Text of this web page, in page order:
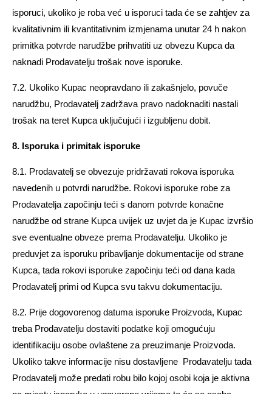
isporuci, ukoliko je roba već u isporuci tada će se zahtjev za
kvalitativnim ili kvantitativnim izmjenama unutar 24 h nakon
primitka potvrde narudžbe prihvatiti uz obvezu Kupca da
naknadi Prodavatelju trošak nove isporuke.
7.2. Ukoliko Kupac neopravdano ili zakašnjelo, povuče
narudžbu, Prodavatelj zadržava pravo nadoknaditi nastali
trošak na teret Kupca uključujući i izgubljenu dobit.
8. Isporuka i primitak isporuke
8.1. Prodavatelj se obvezuje pridržavati rokova isporuka
navedenih u potvrdi narudžbe. Rokovi isporuke robe za
Prodavatelja započinju teći s danom potvrde konačne
narudžbe od strane Kupca uvijek uz uvjet da je Kupac izvršio
sve eventualne obveze prema Prodavatelju. Ukoliko je
preduvjet za isporuku pribavljanje dokumentacije od strane
Kupca, tada rokovi isporuke započinju teći od dana kada
Prodavatelj primi od Kupca svu takvu dokumentaciju.
8.2. Prije dogovorenog datuma isporuke Proizvoda, Kupac
treba Prodavatelju dostaviti podatke koji omogućuju
identifikaciju osobe ovlaštene za preuzimanje Proizvoda.
Ukoliko takve informacije nisu dostavljene Prodavatelju tada
Prodavatelj može predati robu bilo kojoj osobi koja je aktivna